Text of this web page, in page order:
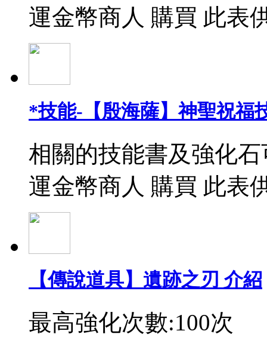
運金幣商人 購買 此表
*技能-【殷海薩】神聖祝福
相關的技能書及強化
運金幣商人 購買 此表
【傳說道具】遺跡之刃 介紹
最高強化次數:100次